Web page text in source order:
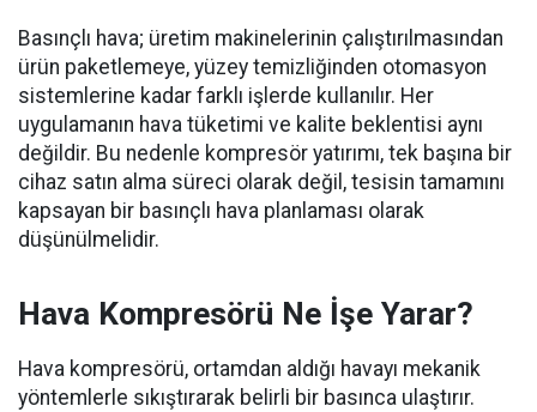
Basınçlı hava; üretim makinelerinin çalıştırılmasından
ürün paketlemeye, yüzey temizliğinden otomasyon
sistemlerine kadar farklı işlerde kullanılır. Her
uygulamanın hava tüketimi ve kalite beklentisi aynı
değildir. Bu nedenle kompresör yatırımı, tek başına bir
cihaz satın alma süreci olarak değil, tesisin tamamını
kapsayan bir basınçlı hava planlaması olarak
düşünülmelidir.
Hava Kompresörü Ne İşe Yarar?
Hava kompresörü, ortamdan aldığı havayı mekanik
yöntemlerle sıkıştırarak belirli bir basınca ulaştırır.